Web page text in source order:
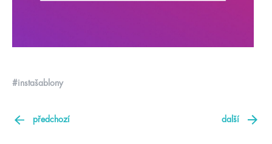
#instašablony
předchozí další